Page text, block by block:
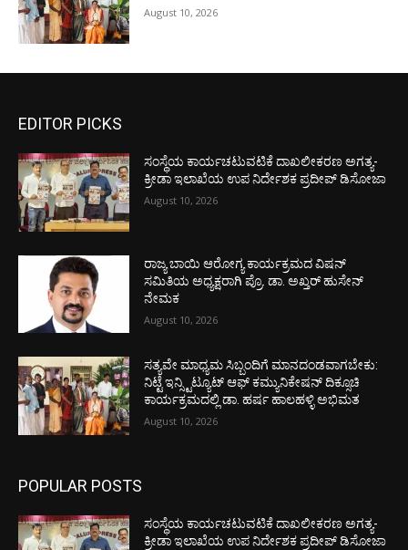
August 10, 2026
EDITOR PICKS
ಸಂಸ್ಥೆಯ ಕಾರ್ಯಚಟುವಟಿಕೆ ದಾಖಲೀಕರಣ ಅಗತ್ಯ-
ಕ್ರೀಡಾ ಇಲಾಖೆಯ ಉಪ ನಿರ್ದೇಶಕ ಪ್ರದೀಪ್ ಡಿಸೋಜಾ
August 10, 2026
ರಾಜ್ಯ ಬಾಯಿ ಆರೋಗ್ಯ ಕಾರ್ಯಕ್ರಮದ ವಿಷನ್
ಸಮಿತಿಯ ಅಧ್ಯಕ್ಷರಾಗಿ ಪ್ರೊ. ಡಾ. ಅಖ್ತರ್ ಹುಸೇನ್
ನೇಮಕ
August 10, 2026
ಸತ್ಯವೇ ಮಾಧ್ಯಮ ಸಿಬ್ಬಂದಿಗೆ ಮಾನದಂಡವಾಗಬೇಕು:
ನಿಟ್ಟೆ ಇನ್ಸ್ಟಿಟ್ಯೂಟ್ ಆಫ್ ಕಮ್ಯುನಿಕೇಷನ್ ದಿಕ್ಸೂಚಿ
ಕಾರ್ಯಕ್ರಮದಲ್ಲಿ ಡಾ. ಹರ್ಷ ಹಾಲಹಳ್ಳಿ ಅಭಿಮತ
August 10, 2026
POPULAR POSTS
ಸಂಸ್ಥೆಯ ಕಾರ್ಯಚಟುವಟಿಕೆ ದಾಖಲೀಕರಣ ಅಗತ್ಯ-
ಕ್ರೀಡಾ ಇಲಾಖೆಯ ಉಪ ನಿರ್ದೇಶಕ ಪ್ರದೀಪ್ ಡಿಸೋಜಾ